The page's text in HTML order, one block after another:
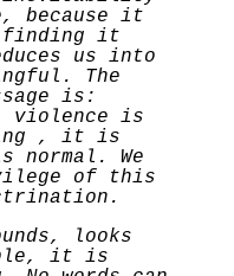
because it
finding it
us into
The
is:
violence is
, it is
We
of this
looks
it is